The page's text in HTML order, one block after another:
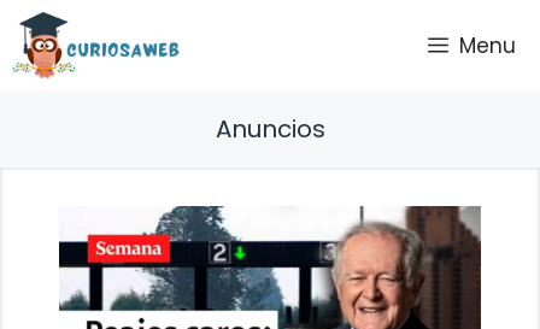
Saltar
contenido
Menu
Anuncios